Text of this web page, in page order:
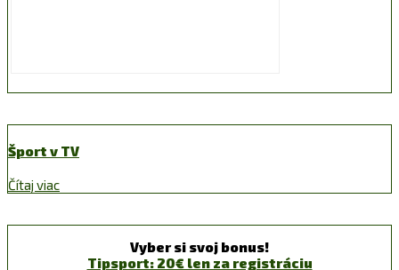
Šport v TV
Čítaj viac
Vyber si svoj bonus!
Tipsport: 20€ len za registráciu